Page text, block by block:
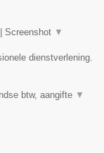
Screenshot ▼
dienstverlening.
btw, aangifte ▼